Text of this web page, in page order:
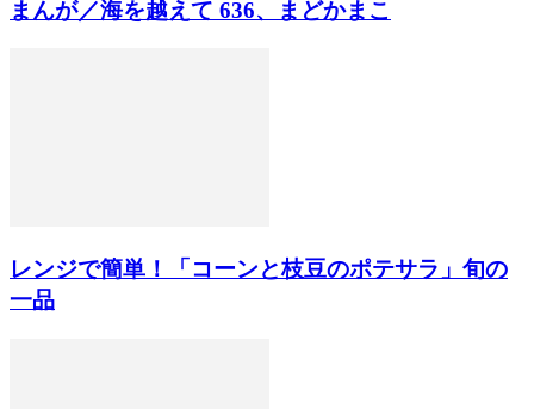
まんが／海を越えて 636、まどかまこ
レンジで簡単！「コーンと枝豆のポテサラ」旬の
一品